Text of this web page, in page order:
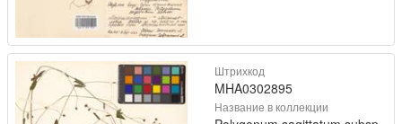
Штрихкод
MHA0302895
Название в коллекции